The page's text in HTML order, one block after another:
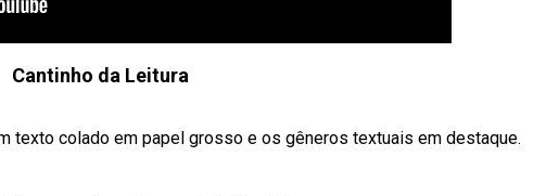
Cantinho da Leitura
texto colado em papel grosso e os gêneros textuais em destaque.